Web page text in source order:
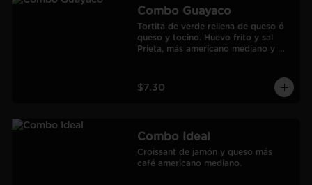
Combo Guayaco
Tortita de verde rellena de queso ó
queso y tocino. Huevo frito y sal
Prieta, más americano mediano y
$7.30
Combo Ideal
Croissant de jamón y queso más
café americano mediano.